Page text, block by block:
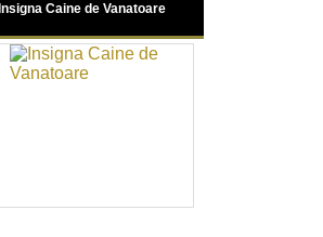
Insigna Caine de Vanatoare